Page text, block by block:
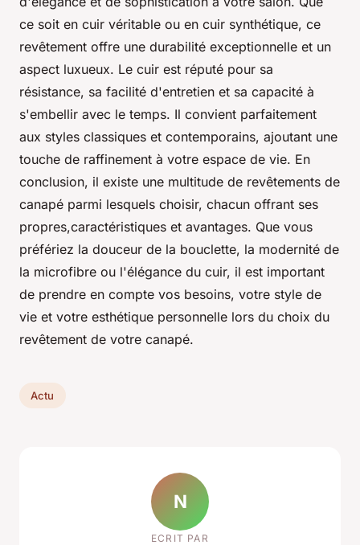
ce soit en cuir véritable ou en cuir synthétique, ce
revêtement offre une durabilité exceptionnelle et un
aspect luxueux. Le cuir est réputé pour sa
résistance, sa facilité d'entretien et sa capacité à
s'embellir avec le temps. Il convient parfaitement
aux styles classiques et contemporains, ajoutant une
touche de raffinement à votre espace de vie. En
conclusion, il existe une multitude de revêtements de
canapé parmi lesquels choisir, chacun offrant ses
propres,caractéristiques et avantages. Que vous
préfériez la douceur de la bouclette, la modernité de
la microfibre ou l'élégance du cuir, il est important
de prendre en compte vos besoins, votre style de
vie et votre esthétique personnelle lors du choix du
revêtement de votre canapé.
Actu
N
ECRIT PAR